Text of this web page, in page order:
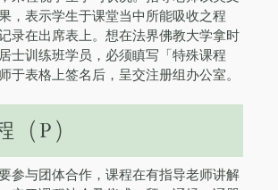
，表示学生于课堂当中所能吸收之程
录在出席表上。想在法界佛教大学拿时
士训练班学员，必须瞋写「特殊课程
于表格上签名后，呈交注册组办公室。
(P)
参与团体合作，课程在有指导老师讲解